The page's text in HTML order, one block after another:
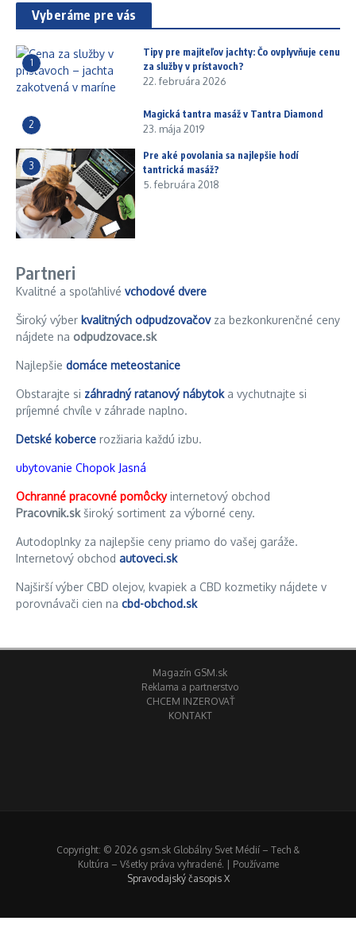
Vyberáme pre vás
1
Tipy pre majiteľov jachty: Čo ovplyvňuje cenu
za služby v prístavoch?
22. februára 2026
2
Magická tantra masáž v Tantra Diamond
23. mája 2019
3
Pre aké povolania sa najlepšie hodí
tantrická masáž?
5. februára 2018
Partneri
Kvalitné a spoľahlivé vchodové dvere
Široký výber kvalitných odpudzovačovza bezkonkurenčné ceny
nájdete na odpudzovace.sk
Najlepšie domáce meteostanice
Obstarajte si záhradný ratanový nábytoka vychutnajte si
príjemné chvíle v záhrade naplno.
Detské koberce rozžiaria každú izbu.
ubytovanie Chopok Jasná
Ochranné pracovné pomôckyinternetový obchod
Pracovnik.skširoký sortiment za výborné ceny.
Autodoplnky za najlepšie ceny priamo do vašej garáže.
Internetový obchod autoveci.sk
Najširší výber CBD olejov, kvapiek a CBD kozmetiky nájdete v
porovnávači cien na cbd-obchod.sk
Magazín GSM.sk
Reklama a partnerstvo
CHCEM INZEROVAŤ
KONTAKT
Copyright: © 2026 gsm.sk Globálny Svet Médií – Tech &
Kultúra – Všetky práva vyhradené. | Používame
Spravodajský časopis X